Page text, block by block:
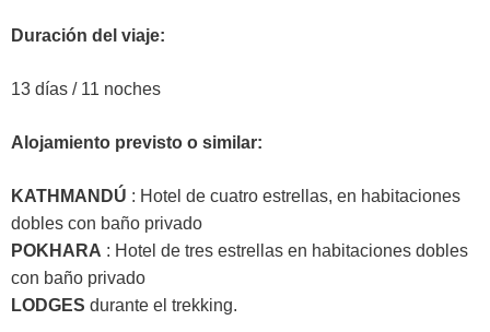
Duración del viaje:
13 días / 11 noches
Alojamiento previsto o similar:
KATHMANDÚ : Hotel de cuatro estrellas, en habitaciones
dobles con baño privado
POKHARA : Hotel de tres estrellas en habitaciones dobles
con baño privado
LODGES durante el trekking.